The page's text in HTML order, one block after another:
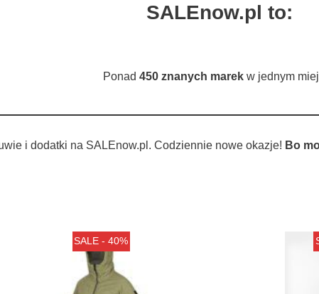
SALEnow.pl to:
Ponad 450 znanych marekw jednym
i dodatki na SALEnow.pl. Codziennie nowe okazje! Bo
SALE - 40%